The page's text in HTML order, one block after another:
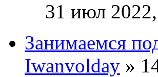
31 июл
Занимаемся
Iwanvolday »